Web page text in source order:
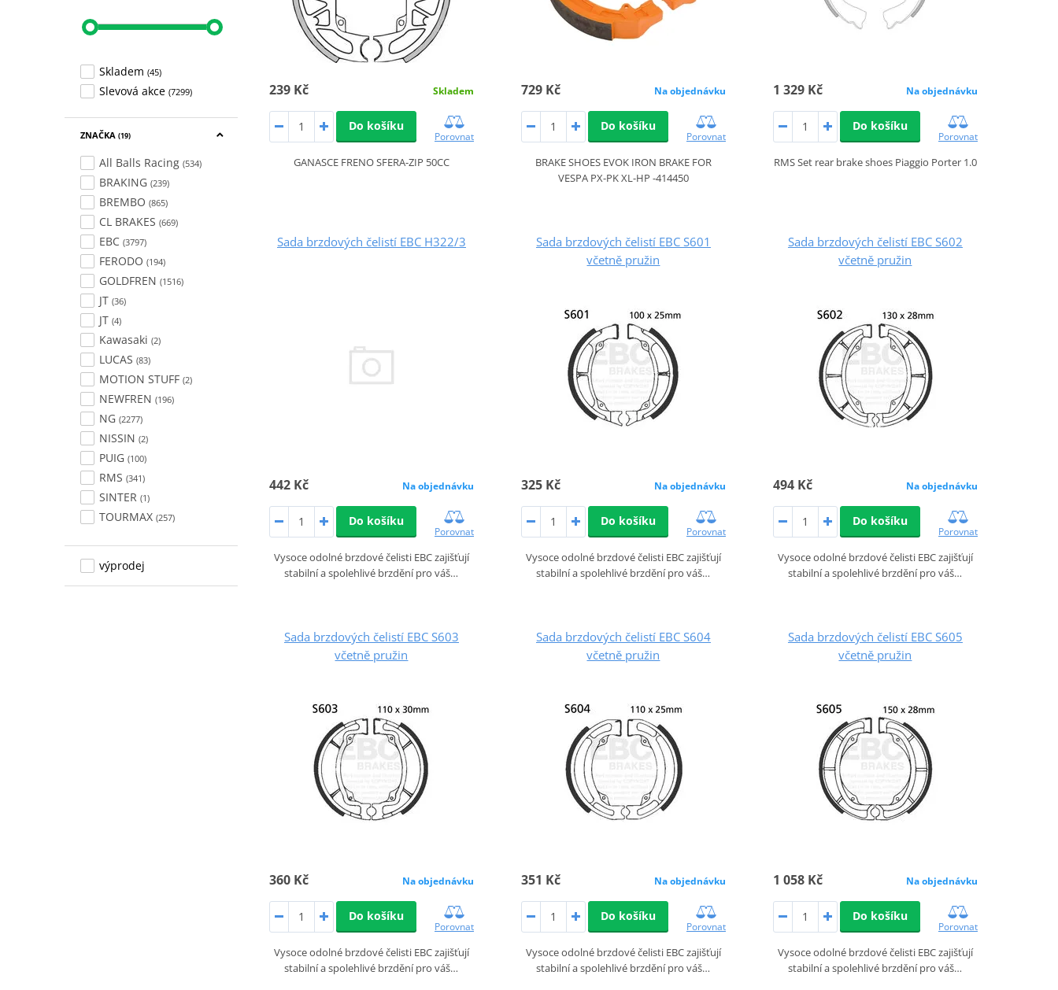
Skladem (45)
Slevová akce (7299)
ZNAČKA (19)
All Balls Racing (534)
BRAKING (239)
BREMBO (865)
CL BRAKES (669)
EBC (3797)
FERODO (194)
GOLDFREN (1516)
JT (36)
JT (4)
Kawasaki (2)
LUCAS (83)
MOTION STUFF (2)
NEWFREN (196)
NG (2277)
NISSIN (2)
PUIG (100)
RMS (341)
SINTER (1)
TOURMAX (257)
výprodej
239 Kč Skladem
Do košíku
Porovnat
GANASCE FRENO SFERA-ZIP 50CC
729 Kč Na objednávku
Do košíku
Porovnat
BRAKE SHOES EVOK IRON BRAKE FOR
VESPA PX-PK XL-HP -414450
1 329 Kč Na objednávku
Do košíku
Porovnat
RMS Set rear brake shoes Piaggio Porter 1.0
Sada brzdových čelistí EBC H322/3
442 Kč Na objednávku
Do košíku
Porovnat
Vysoce odolné brzdové čelisti EBC zajišťují
stabilní a spolehlivé brzdění pro váš…
Sada brzdových čelistí EBC S601
včetně pružin
325 Kč Na objednávku
Do košíku
Porovnat
Vysoce odolné brzdové čelisti EBC zajišťují
stabilní a spolehlivé brzdění pro váš…
Sada brzdových čelistí EBC S602
včetně pružin
494 Kč Na objednávku
Do košíku
Porovnat
Vysoce odolné brzdové čelisti EBC zajišťují
stabilní a spolehlivé brzdění pro váš…
Sada brzdových čelistí EBC S603
včetně pružin
360 Kč Na objednávku
Do košíku
Porovnat
Vysoce odolné brzdové čelisti EBC zajišťují
stabilní a spolehlivé brzdění pro váš…
Sada brzdových čelistí EBC S604
včetně pružin
351 Kč Na objednávku
Do košíku
Porovnat
Vysoce odolné brzdové čelisti EBC zajišťují
stabilní a spolehlivé brzdění pro váš…
Sada brzdových čelistí EBC S605
včetně pružin
1 058 Kč Na objednávku
Do košíku
Porovnat
Vysoce odolné brzdové čelisti EBC zajišťují
stabilní a spolehlivé brzdění pro váš…